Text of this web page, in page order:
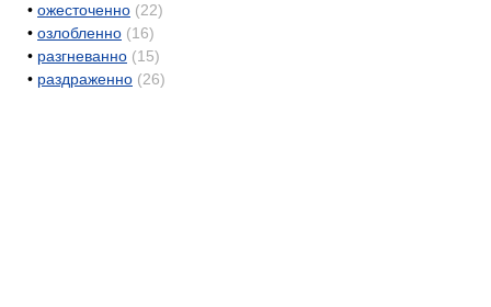
• ожесточенно (22)
• озлобленно (16)
• разгневанно (15)
• раздраженно (26)